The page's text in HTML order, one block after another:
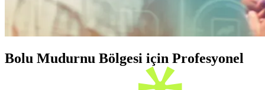
Bolu Mudurnu Bölgesi için Profesyonel